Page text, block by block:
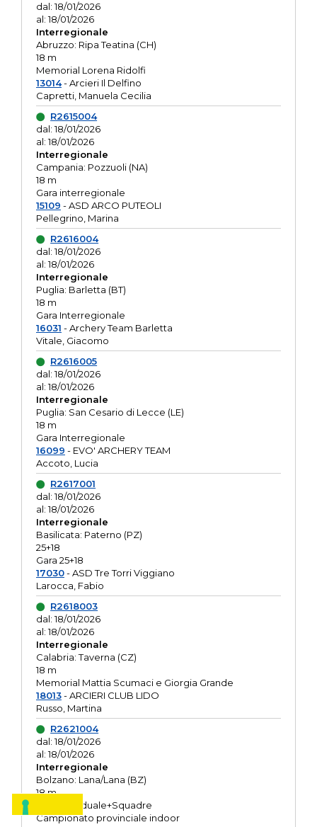
dal: 18/01/2026
al: 18/01/2026
Interregionale
Abruzzo: Ripa Teatina (CH)
18 m
Memorial Lorena Ridolfi
13014- Arcieri Il Delfino
Capretti, Manuela Cecilia
R2615004
dal: 18/01/2026
al: 18/01/2026
Interregionale
Campania: Pozzuoli (NA)
18 m
Gara interregionale
15109 - ASD ARCO PUTEOLI
Pellegrino, Marina
R2616004
dal: 18/01/2026
al: 18/01/2026
Interregionale
Puglia: Barletta (BT)
18 m
Gara Interregionale
16031 - Archery Team Barletta
Vitale, Giacomo
R2616005
dal: 18/01/2026
al: 18/01/2026
Interregionale
Puglia: San Cesario di Lecce (LE)
18 m
Gara Interregionale
16099 - EVO' ARCHERY TEAM
Accoto, Lucia
R2617001
dal: 18/01/2026
al: 18/01/2026
Interregionale
Basilicata: Paterno (PZ)
25+18
Gara 25+18
17030- ASD Tre Torri Viggiano
Larocca, Fabio
R2618003
dal: 18/01/2026
al: 18/01/2026
Interregionale
Calabria: Taverna (CZ)
18 m
Memorial Mattia Scumaci e Giorgia Grande
18013- ARCIERI CLUB LIDO
Russo, Martina
R2621004
dal: 18/01/2026
al: 18/01/2026
Interregionale
Bolzano: Lana/Lana (BZ)
18 m
O.R. Individuale+Squadre
Campionato provinciale indoor